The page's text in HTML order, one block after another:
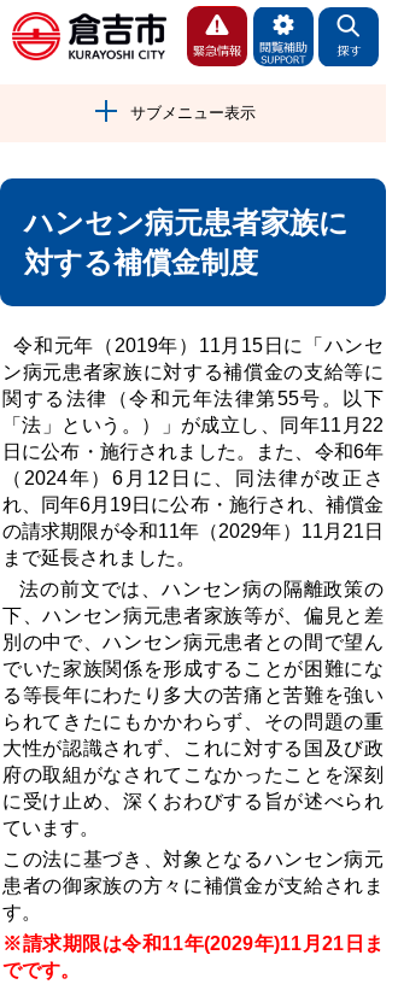
サブメニュー表示
ハンセン病元患者家族に
対する補償金制度
令和元年（2019年）11月15日に「ハンセ
ン病元患者家族に対する補償金の支給等に
関する法律（令和元年法律第55号。以下
「法」という。）」が成立し、同年11月22
日に公布・施行されました。また、令和6年
（2024年）6月12日に、同法律が改正さ
れ、同年6月19日に公布・施行され、補償金
の請求期限が令和11年（2029年）11月21日
まで延長されました。
法の前文では、ハンセン病の隔離政策の
下、ハンセン病元患者家族等が、偏見と差
別の中で、ハンセン病元患者との間で望ん
でいた家族関係を形成することが困難にな
る等長年にわたり多大の苦痛と苦難を強い
られてきたにもかかわらず、その問題の重
大性が認識されず、これに対する国及び政
府の取組がなされてこなかったことを深刻
に受け止め、深くおわびする旨が述べられ
ています。
この法に基づき、対象となるハンセン病元
患者の御家族の方々に補償金が支給されま
す。
※請求期限は令和11年(2029年)11月21日ま
でです。